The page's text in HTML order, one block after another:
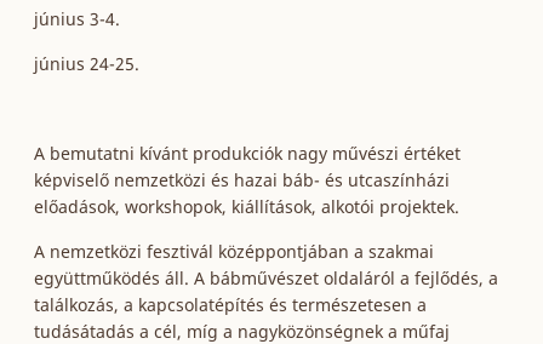
június 3-4.
június 24-25.
A bemutatni kívánt produkciók nagy művészi értéket
képviselő nemzetközi és hazai báb- és utcaszínházi
előadások, workshopok, kiállítások, alkotói projektek.
A nemzetközi fesztivál középpontjában a szakmai
együttműködés áll. A bábművészet oldaláról a fejlődés, a
találkozás, a kapcsolatépítés és természetesen a
tudásátadás a cél, míg a nagyközönségnek a műfaj